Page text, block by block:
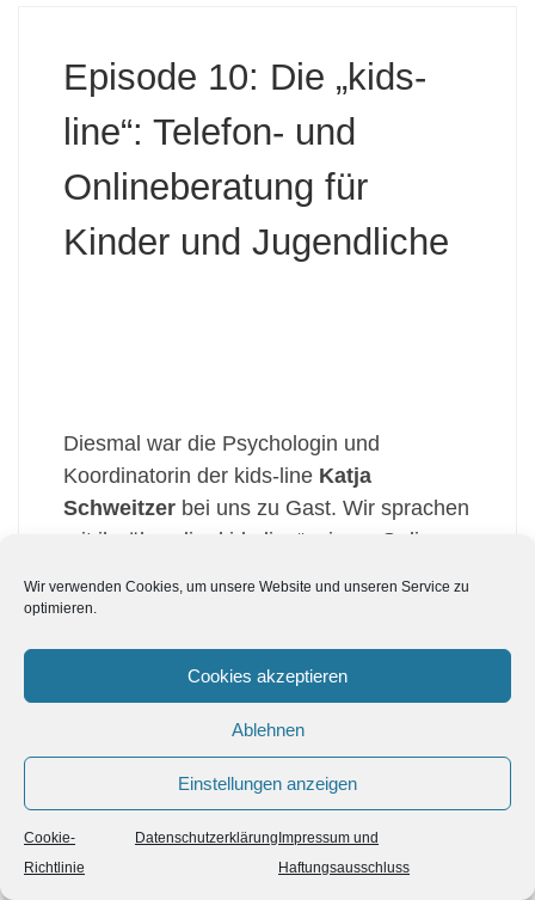
Wir verwenden Cookies, um unsere Website und unseren Service zu
optimieren.
Cookies akzeptieren
Ablehnen
Einstellungen anzeigen
Cookie-
Richtlinie
Datenschutzerklärung Impressum und
Haftungsausschluss
Episode 10: Die „kids-
line“: Telefon- und
Onlineberatung für
Kinder und Jugendliche
Diesmal war die Psychologin und
Koordinatorin der kids-line Katja
Schweitzerbei uns zu Gast. Wir sprachen
mit ihr über die „kids-line“, einem Online-
und Jugendliche. Die „kids-line“ versteht
Telefonseelsorge. Katja erzählte uns von
ehrenamtlichen Mitarbeiter*innen, die im
Schnitt 2000 Chats pro Monat führen. Sie
sprach mit uns über Kinder und
Jugendliche, die seit Pandemiebeginn
vermehrt über Gewalterfahrungen
berichten und erzählte uns, dass sich